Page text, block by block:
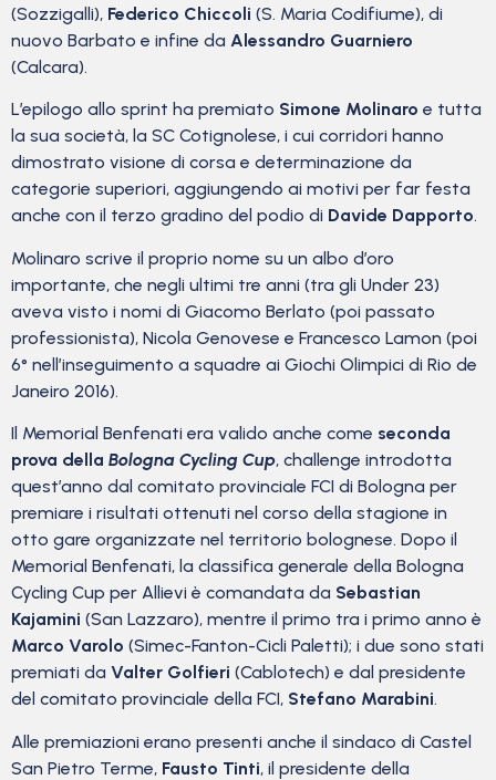
(Sozzigalli), Federico Chiccoli (S. Maria Codifiume), di
nuovo Barbato e infine da Alessandro Guarniero
(Calcara).
L’epilogo allo sprint ha premiato Simone Molinaro e tutta
la sua società, la SC Cotignolese, i cui corridori hanno
dimostrato visione di corsa e determinazione da
categorie superiori, aggiungendo ai motivi per far festa
anche con il terzo gradino del podio di Davide Dapporto.
Molinaro scrive il proprio nome su un albo d’oro
importante, che negli ultimi tre anni (tra gli Under 23)
aveva visto i nomi di Giacomo Berlato (poi passato
professionista), Nicola Genovese e Francesco Lamon (poi
6° nell’inseguimento a squadre ai Giochi Olimpici di Rio de
Janeiro 2016).
Il Memorial Benfenati era valido anche come seconda
prova della Bologna Cycling Cup, challenge introdotta
quest’anno dal comitato provinciale FCI di Bologna per
premiare i risultati ottenuti nel corso della stagione in
otto gare organizzate nel territorio bolognese. Dopo il
Memorial Benfenati, la classifica generale della Bologna
Cycling Cup per Allievi è comandata da Sebastian
Kajamini (San Lazzaro), mentre il primo tra i primo anno è
Marco Varolo (Simec-Fanton-Cicli Paletti); i due sono stati
premiati da Valter Golfieri (Cablotech) e dal presidente
del comitato provinciale della FCI, Stefano Marabini.
Alle premiazioni erano presenti anche il sindaco di Castel
San Pietro Terme, Fausto Tinti, il presidente della